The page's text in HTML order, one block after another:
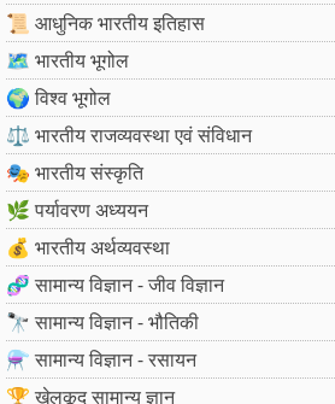
📜 आधुनिक भारतीय इतिहास
🗺️ भारतीय भूगोल
🌍 विश्व भूगोल
⚖️ भारतीय राजव्यवस्था एवं संविधान
🎭 भारतीय संस्कृति
🌿 पर्यावरण अध्ययन
💰 भारतीय अर्थव्यवस्था
🧬 सामान्य विज्ञान - जीव विज्ञान
🔭 सामान्य विज्ञान - भौतिकी
⚗️ सामान्य विज्ञान - रसायन
🏆 खेलकूद सामान्य ज्ञान